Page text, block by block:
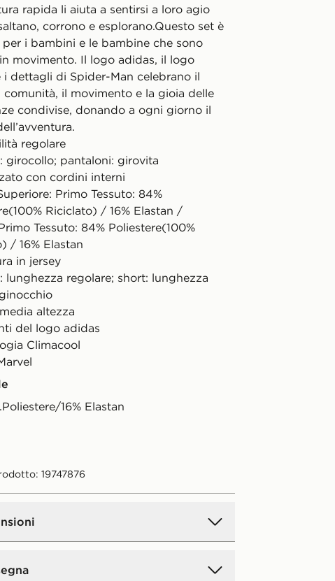
rapida li aiuta a sentirsi a loro agio
corrono e esplorano.Questo set è
per i bambini e le bambine che sono
movimento. Il logo adidas, il logo
i dettagli di Spider-Man celebrano il
comunità, il movimento e la gioia delle
condivise, donando a ogni giorno il
regolare
girocollo; pantaloni: girovita
con cordini interni
Primo Tessuto: 84%
Riciclato) / 16% Elastan /
Tessuto: 84% Poliestere(100%
/ 16% Elastan
in jersey
lunghezza regolare; short: lunghezza
altezza
del logo adidas
Climacool
16% Elastan
19747876